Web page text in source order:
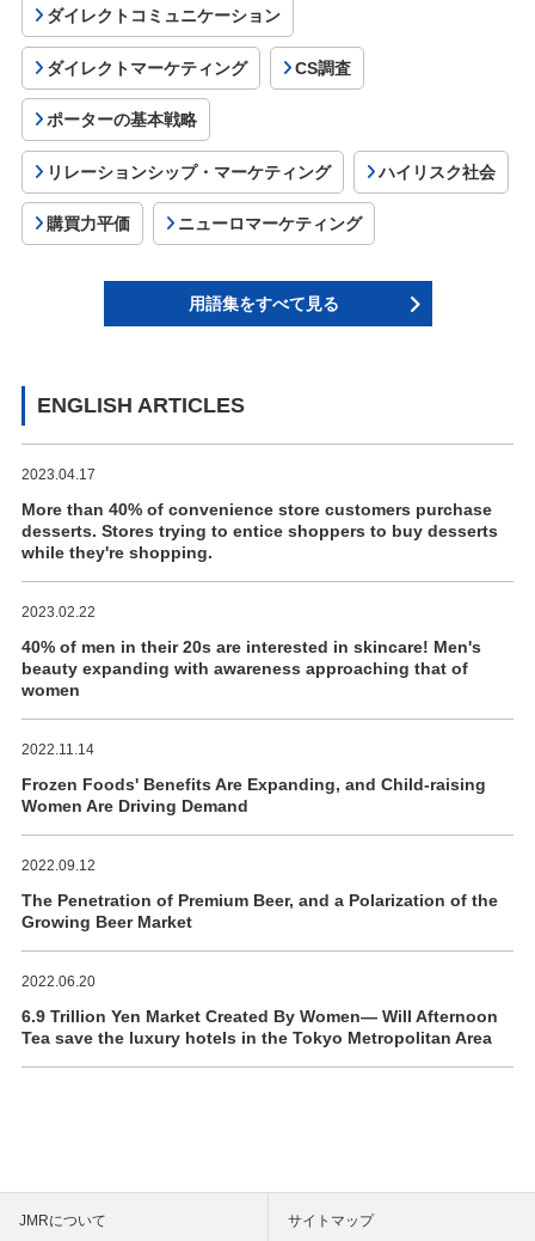
ダイレクトコミュニケーション
ダイレクトマーケティング CS調査
ポーターの基本戦略
リレーションシップ・マーケティング ハイリスク社会
購買力平価 ニューロマーケティング
用語集をすべて見る
ENGLISH ARTICLES
2023.04.17
More than 40% of convenience store customers purchase
desserts. Stores trying to entice shoppers to buy desserts
while they're shopping.
2023.02.22
40% of men in their 20s are interested in skincare! Men's
beauty expanding with awareness approaching that of
women
2022.11.14
Frozen Foods' Benefits Are Expanding, and Child-raising
Women Are Driving Demand
2022.09.12
The Penetration of Premium Beer, and a Polarization of the
Growing Beer Market
2022.06.20
6.9 Trillion Yen Market Created By Women― Will Afternoon
Tea save the luxury hotels in the Tokyo Metropolitan Area
JMRについて サイトマップ